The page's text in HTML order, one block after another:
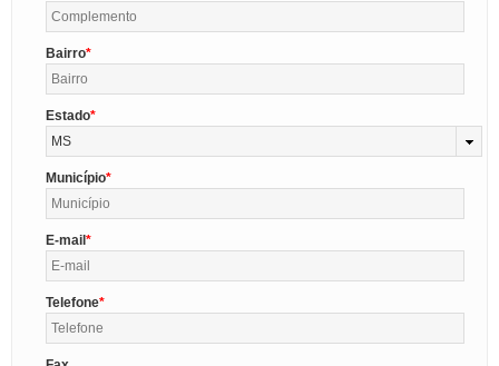
Bairro
Estado
MS
Município
E-mail
Telefone